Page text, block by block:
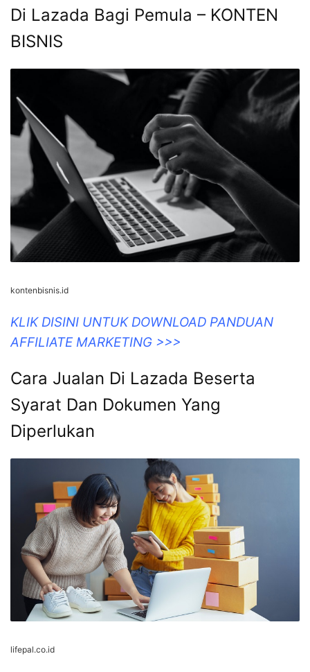
Di Lazada Bagi Pemula – KONTEN
BISNIS
kontenbisnis.id
KLIK DISINI UNTUK DOWNLOAD PANDUAN
AFFILIATE MARKETING >>>
Cara Jualan Di Lazada Beserta
Syarat Dan Dokumen Yang
Diperlukan
lifepal.co.id